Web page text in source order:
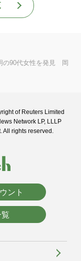
の90代女性を発見 岡
of Reuters Limited
Network LP, LLLP
All rights reserved.
ント